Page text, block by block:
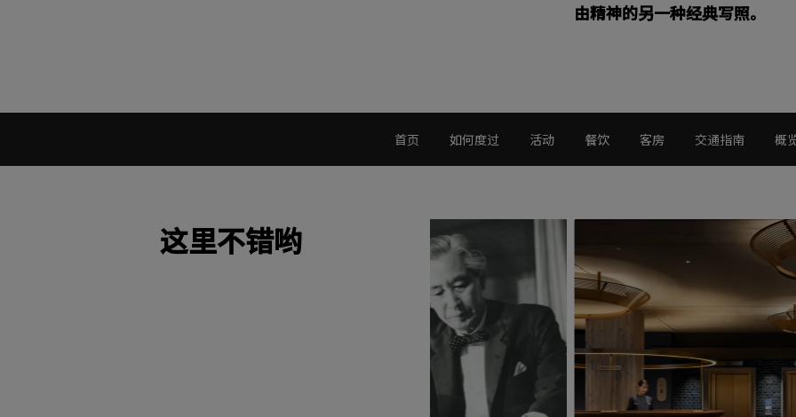
由精神的另一种经典写照。
首页 如何度过 活动 餐饮 客房 交通指南 概
这里不错哟